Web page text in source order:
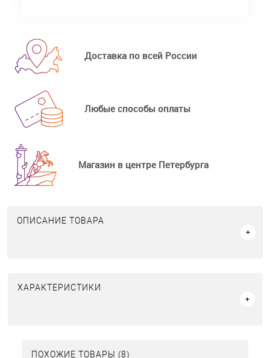
Доставка по всей России
Любые способы оплаты
Магазин в центре Петербурга
ОПИСАНИЕ ТОВАРА
ХАРАКТЕРИСТИКИ
ПОХОЖИЕ ТОВАРЫ (8)